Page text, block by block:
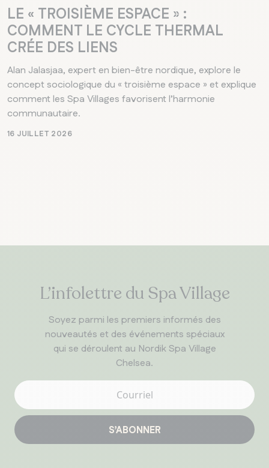
LE « TROISIÈME ESPACE » :
COMMENT LE CYCLE THERMAL
CRÉE DES LIENS
Alan Jalasjaa, expert en bien-être nordique, explore le
concept sociologique du « troisième espace » et explique
comment les Spa Villages favorisent l’harmonie
communautaire.
16 JUILLET 2026
L’infolettre du Spa Village
Soyez parmi les premiers informés des
nouveautés et des événements spéciaux
qui se déroulent au Nordik Spa Village
Chelsea.
S’ABONNER